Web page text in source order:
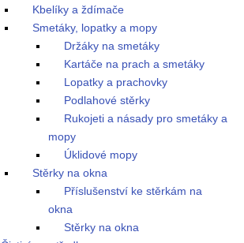
Kbelíky a ždímače
Smetáky, lopatky a mopy
Držáky na smetáky
Kartáče na prach a smetáky
Lopatky a prachovky
Podlahové stěrky
Rukojeti a násady pro smetáky a
mopy
Úklidové mopy
Stěrky na okna
Příslušenství ke stěrkám na
okna
Stěrky na okna